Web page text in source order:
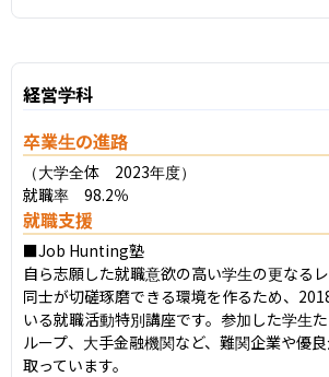
経営学科
卒業生の進路
（大学全体　2023年度）
就職率　98.2％
就職支援
■Job Hunting塾
自ら志願した就職意欲の高い学生の更なる
同士が切磋琢磨できる環境を作るため、
いる就職活動特別講座です。参加した学生
ループ、大手金融機関など、難関企業や優
取っています。